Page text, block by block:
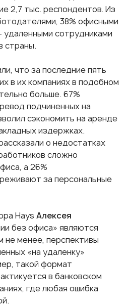
2,7 тыс. респондентов. Из
38% офисными
удаленными сотрудниками
страны.
что за последние пять
в их компаниях в подобном
больше. 67%
подчиненных на
сэкономить на аренде
издержках.
о недостатках
сложно
а 26%
за персональные
Hays Алексея
без офиса» являются
не менее, перспективы
«на удаленку»
такой формат
в банковском
где любая ошибка